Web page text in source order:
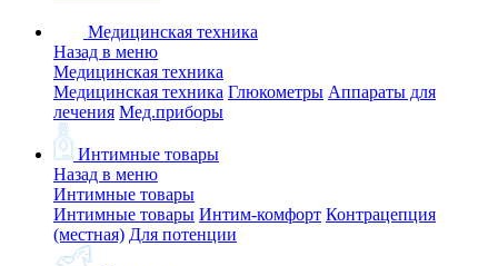
Медицинская техника
Назад в меню
Медицинская техника
Медицинская техника Глюкометры Аппараты для
лечения Мед.приборы
Интимные товары
Назад в меню
Интимные товары
Интимные товары Интим-комфорт Контрацепция
(местная) Для потенции